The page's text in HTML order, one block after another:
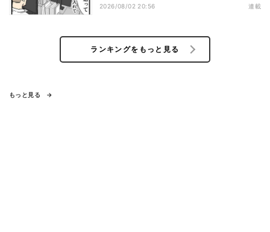
2026/08/02 20:56 連載
ランキングをもっと見る
もっと見る